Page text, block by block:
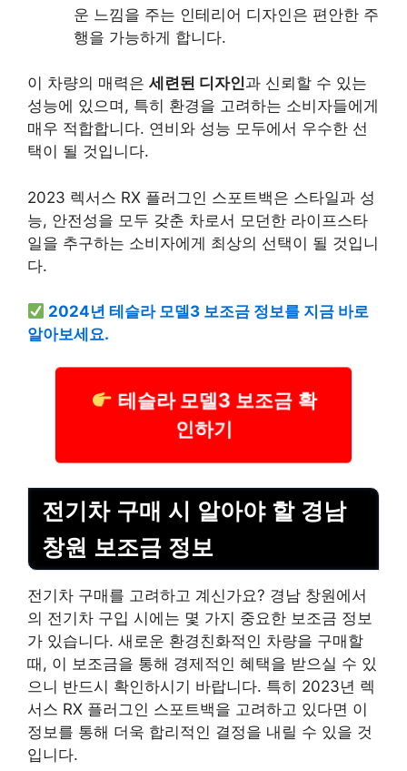
운 느낌을 주는 인테리어 디자인은 편안한 주
행을 가능하게 합니다.
이 차량의 매력은 세련된 디자인과 신뢰할 수 있는
성능에 있으며, 특히 환경을 고려하는 소비자들에게
매우 적합합니다. 연비와 성능 모두에서 우수한 선
택이 될 것입니다.
2023 렉서스 RX 플러그인 스포트백은 스타일과 성
능, 안전성을 모두 갖춘 차로서 모던한 라이프스타
일을 추구하는 소비자에게 최상의 선택이 될 것입니
다.
2024년 테슬라 모델3 보조금 정보를 지금 바로
알아보세요.
테슬라 모델3 보조금 확
인하기
전기차 구매 시 알아야 할 경남
창원 보조금 정보
전기차 구매를 고려하고 계신가요? 경남 창원에서
의 전기차 구입 시에는 몇 가지 중요한 보조금 정보
가 있습니다. 새로운 환경친화적인 차량을 구매할
때, 이 보조금을 통해 경제적인 혜택을 받으실 수 있
으니 반드시 확인하시기 바랍니다. 특히 2023년 렉
서스 RX 플러그인 스포트백을 고려하고 있다면 이
정보를 통해 더욱 합리적인 결정을 내릴 수 있을 것
입니다.